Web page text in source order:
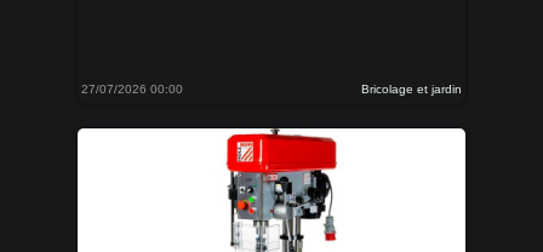
27/07/2026 00:00 Bricolage et jardin